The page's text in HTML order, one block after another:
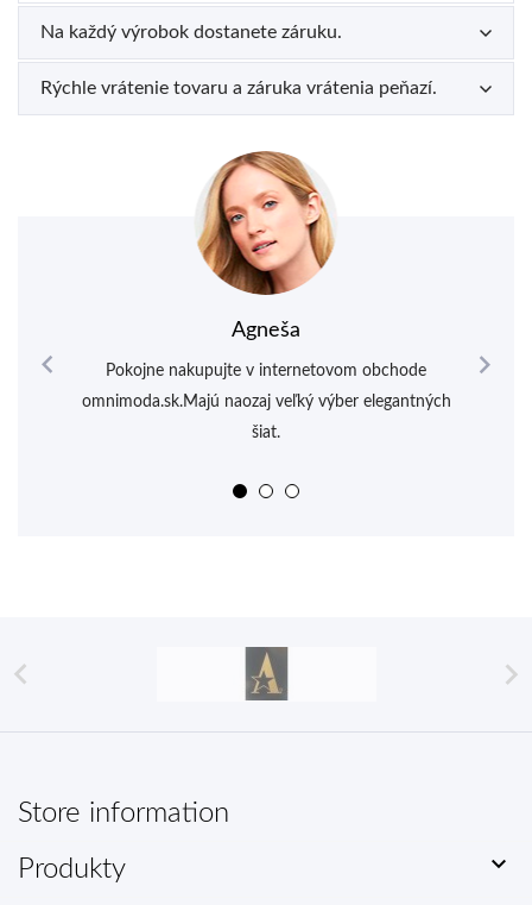
Na každý výrobok dostanete záruku.
Rýchle vrátenie tovaru a záruka vrátenia peňazí.

Agneša
Pokojne nakupujte v internetovom obchode
omnimoda.sk.Majú naozaj veľký výber elegantných
šiat.

 
Store information
Produkty
